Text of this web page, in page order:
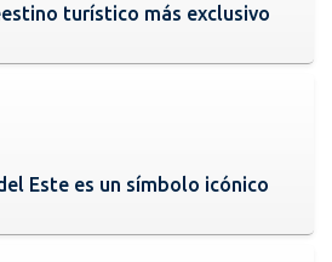
turístico más exclusivo
Este es un símbolo icónico